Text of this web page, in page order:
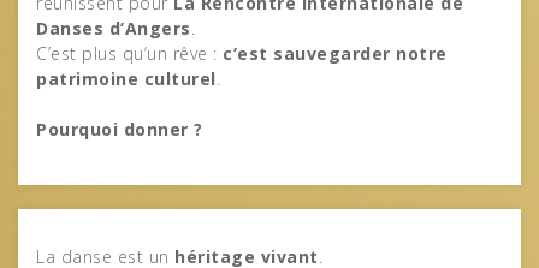
Danses d’Angers.
C’est plus qu’un rêve : c’est sauvegarder notre
patrimoine culturel.
Pourquoi donner ?
La danse est un héritage vivant.